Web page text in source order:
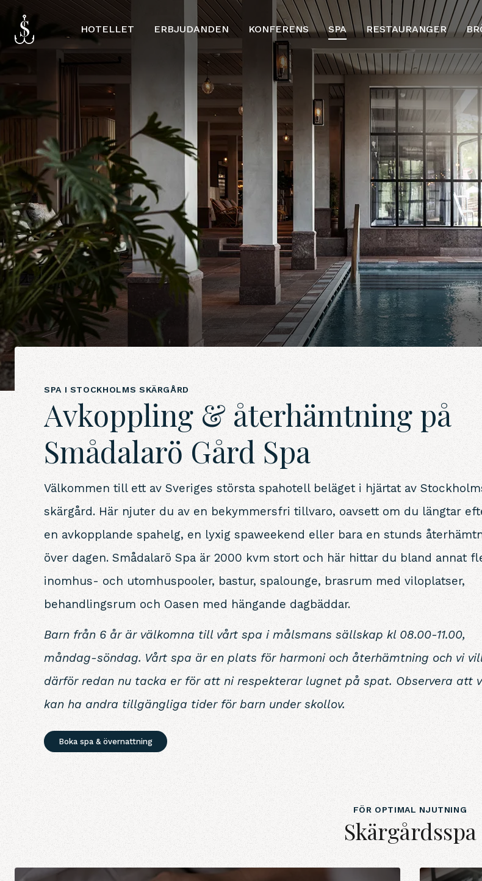
HOTELLET ERBJUDANDEN KONFERENS SPA RESTAURANGER
SPA I STOCKHOLMS SKÄRGÅRD
Avkoppling & återhämtning på
Smådalarö Gård Spa
Välkommen till ett av Sveriges största spahotell beläget i hjärtat av
skärgård. Här njuter du av en bekymmersfri tillvaro, oavsett om du längtar
en avkopplande spahelg, en lyxig spaweekend eller bara en stunds
över dagen. Smådalarö Spa är 2000 kvm stort och här hittar du bland annat
inomhus- och utomhuspooler, bastur, spalounge, brasrum med viloplatser,
behandlingsrum och Oasen med hängande dagbäddar.
Barn från 6 år är välkomna till vårt spa i målsmans sällskap kl 08.00-11.00,
måndag-söndag. Vårt spa är en plats för harmoni och återhämtning och vi
därför redan nu tacka er för att ni respekterar lugnet på spat.Observera att
kan ha andra tillgängliga tider för barn under skollov.
Boka spa & övernattning
FÖR OPTIMAL NJUTNING
Skärgårdsspa